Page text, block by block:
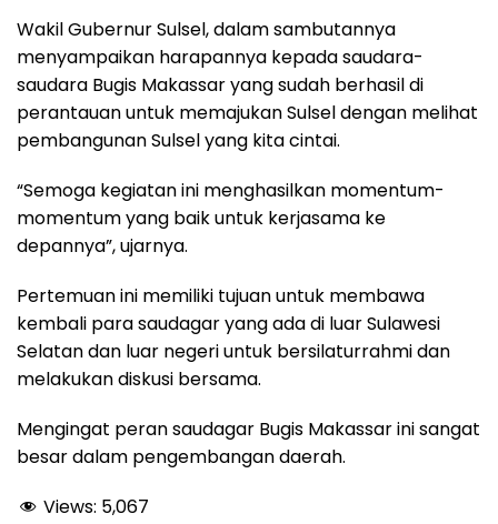
Wakil Gubernur Sulsel, dalam sambutannya
menyampaikan harapannya kepada saudara-
saudara Bugis Makassar yang sudah berhasil di
perantauan untuk memajukan Sulsel dengan melihat
pembangunan Sulsel yang kita cintai.
“Semoga kegiatan ini menghasilkan momentum-
momentum yang baik untuk kerjasama ke
depannya”, ujarnya.
Pertemuan ini memiliki tujuan untuk membawa
kembali para saudagar yang ada di luar Sulawesi
Selatan dan luar negeri untuk bersilaturrahmi dan
melakukan diskusi bersama.
Mengingat peran saudagar Bugis Makassar ini sangat
besar dalam pengembangan daerah.
Views: 5,067